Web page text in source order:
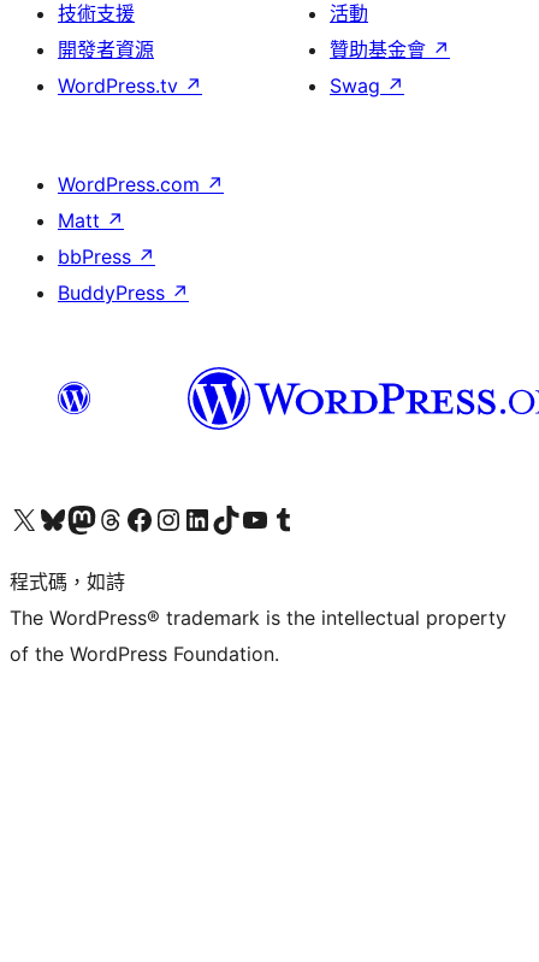
技術支援
開發者資源
WordPress.tv ↗
活動
贊助基金會 ↗
Swag ↗
WordPress.com ↗
Matt ↗
bbPress ↗
BuddyPress ↗
查看我們的 X (之前的 Twitter) 帳號造訪我們的 Bluesky 帳號造訪我們的 Mastodon 帳號造訪我們的 Threads 帳號 造訪我們的 Facebook 粉絲專頁Visit our Instagram account
Visit our LinkedIn account
造訪我們的 TikTok 帳號Visit our YouTube channel
造訪我們的 Tumblr 帳號
程式碼，如詩
The WordPress® trademark is the intellectual property
of the WordPress Foundation.